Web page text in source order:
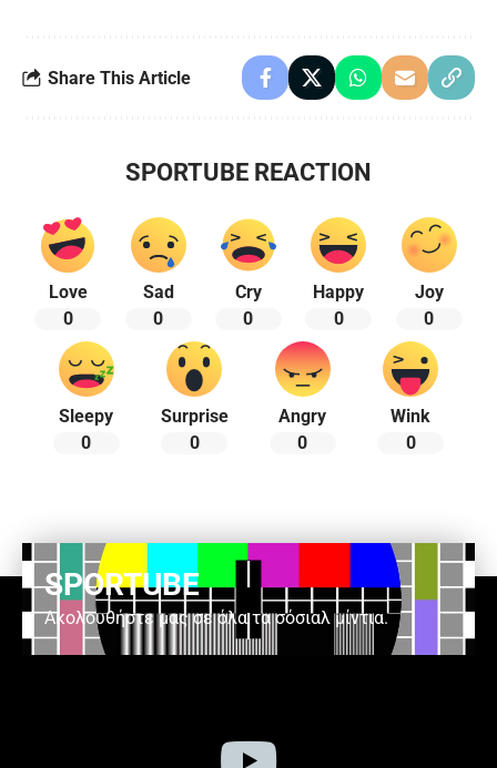
Share This Article
SPORTUBE REACTION
Love
0
Sad
0
Cry
0
Happy
0
Joy
0
Sleepy
0
Surprise
0
Angry
0
Wink
0
SPORTUBE
Ακολουθήστε μας σε όλα τα σόσιαλ μίντια.